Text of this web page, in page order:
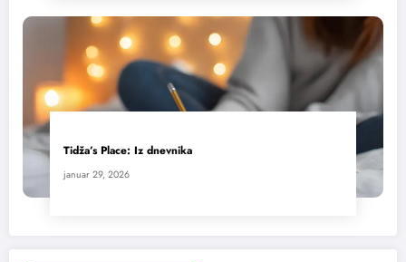
Tidža’s Place: Iz dnevnika
januar 29, 2026